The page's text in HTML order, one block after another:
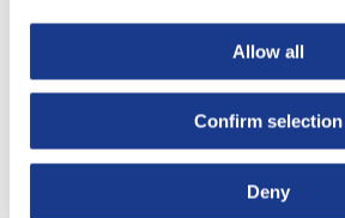
Allow all
Confirm selection
Deny
Netto gewicht: 41.7 Kg
Afmetingen: 109 x 57 x 32,2 cm
Digitale display/controller: Ja
Temperatuur regelaar: Ja